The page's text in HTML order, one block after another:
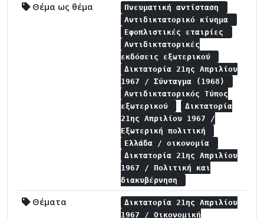
Θέμα ως θέμα
Πνευματική αντίσταση
Αντιδικτατορικό κίνημα
Εφοπλιστικές εταιρίες
Αντιδικτατορικές
εκδόσεις εξωτερικού
Δικτατορία 21ης Απριλίου
1967 / Σύνταγμα (1968)
Αντιδικτατορικός Τύπος
εξωτερικού
Δικτατορία
21ης Απριλίου 1967 /
Εξωτερική πολιτική
Ελλάδα / οικονομία
Δικτατορία 21ης Απριλίου
1967 / Πολιτική και
διακυβέρνηση
Θέματα
Δικτατορία 21ης Απριλίου
1967 / Οικονομική